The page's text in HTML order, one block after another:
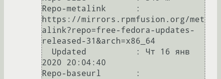
Repo-metalink      :
https://mirrors.rpmfusion.org/met
alink?repo=free-fedora-updates-
released-31&arch=x86_64
2020 20:04:40
Repo-baseurl       :